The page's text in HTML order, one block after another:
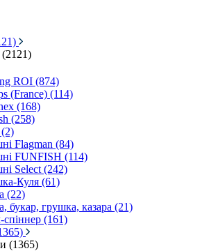
ROI (874)
(France) (114)
(168)
(258)
(2)
Flagman (84)
FUNFISH (114)
Select (242)
Куля (61)
(22)
букар, грушка, казара (21)
спіннер (161)
(1365)